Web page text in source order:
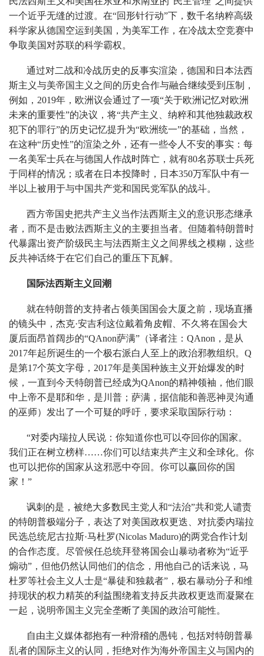
一个近乎无缝的过渡。在“回形针行动”下，数千名纳粹高级
科学家从德国空运到美国，为美军工作，在冷战太空竞赛中
争取美国对苏联的科学霸权。
通过对二战和冷战历史的反事实渲染，德国和日本法西
斯主义与美帝国主义之间的历史合作与融合继续受到压制，
例如，2019年，欧洲议会通过了一项“关于欧洲记忆对欧洲
未来的重要性”的决议，将“共产主义、纳粹和其他独裁政权
犯下的罪行”的历史记忆提升为“欧洲统一”的基础，当然，
在这种“历史性”的渲染之外，还有一些令人不安的事实：每
一名美军士兵在与德国人作战时阵亡，就有80名苏联士兵死
于同样的情况；或者在日本投降时，日本350万军队中有一
半以上被用于与中国共产党和国民党军队的战斗。
西方帝国史把共产主义当作法西斯主义的意识形态继承
者，而不是击败法西斯主义的主要担当者。但随着特朗普时
代暴露出资产阶级民主与法西斯主义之间界线之模糊，这些
反共神话终于在它们自己的重压下瓦解。
国际法西斯主义回潮
就在特朗普的支持者占领美国国会大厦之前，现场直播
的镜头中，杰克·安吉利这位戴着角皮帽、不久将在国会大
厦后面昂首阔步的“QAnon萨满”（译者注：QAnon，是从
2017年起所诞生的一个极右派白人至上的政治邪教组织。Q
是第17个英文字母，2017年是美国种族主义开始爆发的时
候，一直到今天特朗普已经成为QAnon的精神领袖，他们眼
中上帝不是耶和华，是川普；萨满，据信能和善恶神灵沟通
的巫师）发出了一个可疑的呼吁，要求采取国际行动：
“对委内瑞拉人民说：你知道你也可以夺回你的国家。
我们正在树立榜样……你们可以结束共产主义和全球化。你
也可以把你的国家从这邪恶中夺回。你可以赢回你的国
家！”
讽刺的是，被绝大多数民主党人和“法治”共和党人谴责
的特朗普极端分子，表达了对美国政权更迭、对抗委内瑞拉
民选总统尼古拉斯·马杜罗(Nicolas Maduro)的两党合作计划
的合作态度。尽管候任总统拜登将国会山暴动者称为“近乎
煽动”，但他仍然认同他们的信念，用他自己的话来说，马
杜罗等社会主义人士是“暴徒和独裁者”，极右暴动分子和维
持现状的权力精英的利益围绕着支持反共政权更迭而凝聚在
一起，说明帝国主义完全垄断了美国的政治可能性。
自由主义媒体都抱有一种滑稽的愚钝，包括对特朗普暴
乱者的国际主义的认同，拒绝对作为海外帝国主义与国内的